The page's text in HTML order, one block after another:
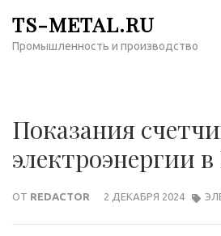
содержимому
TS-METAL.RU
Промышленность и производство
Показания
электроэнергии
ОТ REDACTOR 2 ДЕКАБРЯ 2024